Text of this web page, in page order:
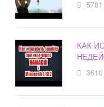
5781
КАК
3610